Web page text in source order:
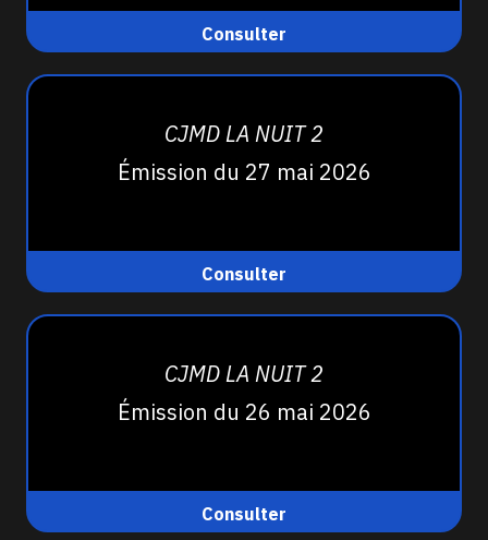
Consulter
CJMD LA NUIT 2
Émission du 27 mai 2026
Consulter
CJMD LA NUIT 2
Émission du 26 mai 2026
Consulter